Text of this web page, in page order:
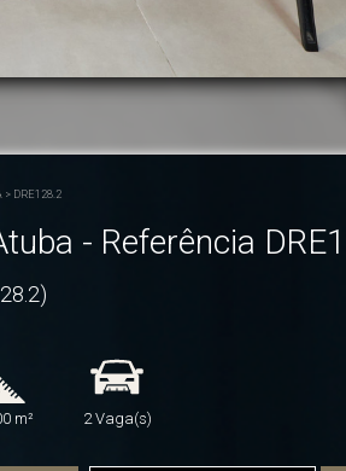
> DRE128.2
- Referência
m² 2 Vaga(s)